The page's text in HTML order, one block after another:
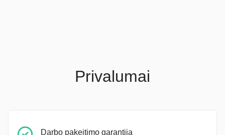
Privalumai
Darbo pakeitimo garantija